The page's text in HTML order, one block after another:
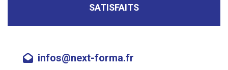
SATISFAITS
infos@next-forma.fr